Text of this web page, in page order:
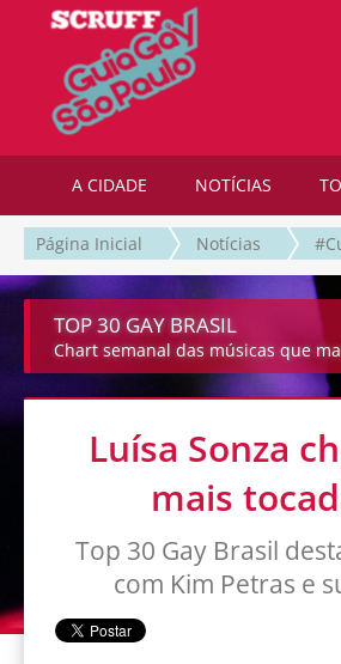
A CIDADE NOTÍCIAS
Página Inicial Notícias
TOP 30 GAY BRASIL
Chart semanal das músicas que
Luísa Sonza
mais
Top 30 Gay Brasil
com Kim Petras e